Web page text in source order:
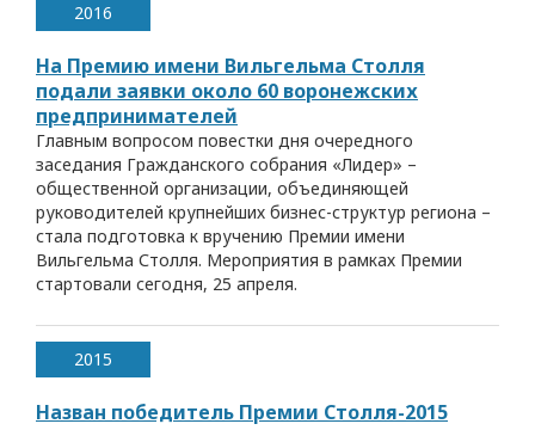
2016
На Премию имени Вильгельма Столля
подали заявки около 60 воронежских
предпринимателей
Главным вопросом повестки дня очередного
заседания Гражданского собрания «Лидер» –
общественной организации, объединяющей
руководителей крупнейших бизнес-структур региона –
стала подготовка к вручению Премии имени
Вильгельма Столля. Мероприятия в рамках Премии
стартовали сегодня, 25 апреля.
2015
Назван победитель Премии Столля-2015